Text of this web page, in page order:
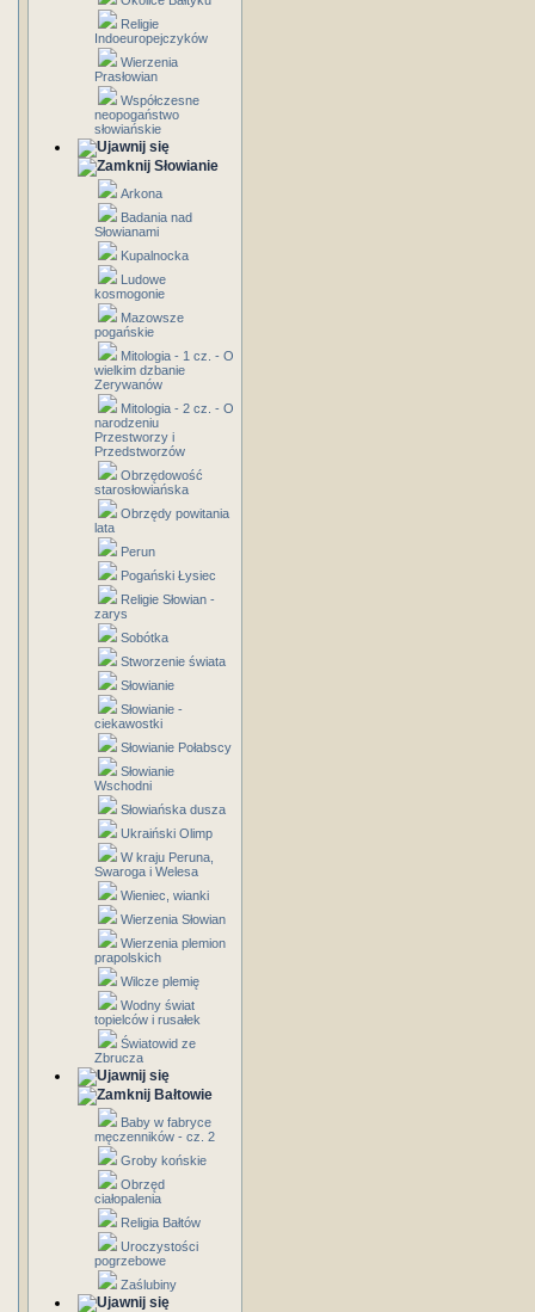
Religie
Indoeuropejczyków
Wierzenia
Prasłowian
Współczesne
neopogaństwo
słowiańskie
Słowianie
Arkona
Badania nad
Słowianami
Kupalnocka
Ludowe
kosmogonie
Mazowsze
pogańskie
Mitologia - 1 cz. - O
wielkim dzbanie
Zerywanów
Mitologia - 2 cz. - O
narodzeniu
Przestworzy i
Przedstworzów
Obrzędowość
starosłowiańska
Obrzędy powitania
lata
Perun
Pogański Łysiec
Religie Słowian -
zarys
Sobótka
Stworzenie świata
Słowianie
Słowianie -
ciekawostki
Słowianie Połabscy
Słowianie
Wschodni
Słowiańska dusza
Ukraiński Olimp
W kraju Peruna,
Swaroga i Welesa
Wieniec, wianki
Wierzenia Słowian
Wierzenia plemion
prapolskich
Wilcze plemię
Wodny świat
topielców i rusałek
Światowid ze
Zbrucza
Bałtowie
Baby w fabryce
męczenników - cz. 2
Groby końskie
Obrzęd
ciałopalenia
Religia Bałtów
Uroczystości
pogrzebowe
Zaślubiny